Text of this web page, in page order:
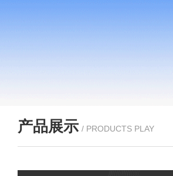
产品展示 / PRODUCTS PLAY